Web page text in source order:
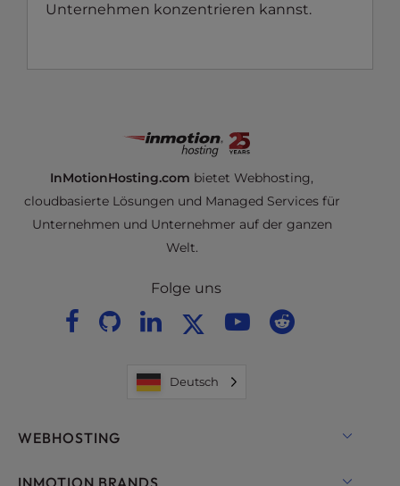
Unternehmen konzentrieren kannst.
InMotionHosting.com bietet Webhosting,
cloudbasierte Lösungen und Managed Services für
Unternehmen und Unternehmer auf der ganzen
Welt.
Folge uns
Deutsch
WEBHOSTING
Shared Hosting
INMOTION BRANDS